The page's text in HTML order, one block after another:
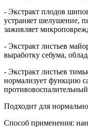
- Экстракт плодов
устраняет шелушение,
заживляет
- Экстракт листьев
выработку себума,
- Экстракт листьев
нормализует функцию
Подходит для
Способ применения: